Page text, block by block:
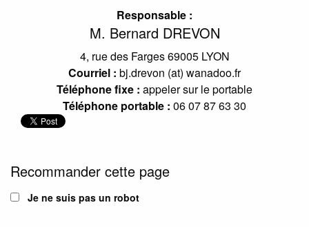
Responsable :
M. Bernard DREVON
4, rue des Farges 69005 LYON
Courriel : bj.drevon (at) wanadoo.fr
Téléphone fixe : appeler sur le portable
Téléphone portable : 06 07 87 63 30
Recommander cette page
Je ne suis pas un robot